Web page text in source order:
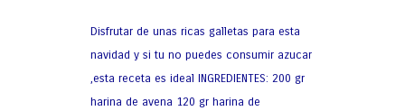
Disfrutar de unas ricas galletas para esta
navidad y si tu no puedes consumir azucar
,esta receta es ideal INGREDIENTES: 200 gr
harina de avena 120 gr harina de